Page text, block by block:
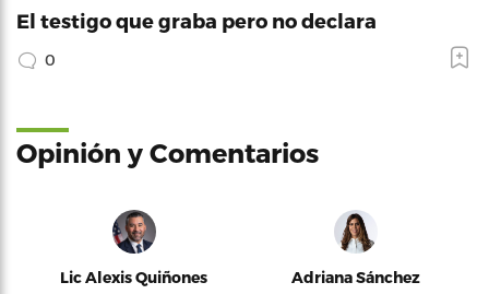
El testigo que graba pero no declara
0
Opinión y Comentarios
Lic Alexis Quiñones Adriana Sánchez